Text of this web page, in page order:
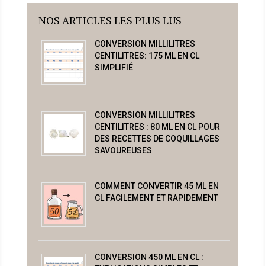
NOS ARTICLES LES PLUS LUS
CONVERSION MILLILITRES
CENTILITRES: 175 ML EN CL
SIMPLIFIÉ
CONVERSION MILLILITRES
CENTILITRES : 80 ML EN CL POUR
DES RECETTES DE COQUILLAGES
SAVOUREUSES
COMMENT CONVERTIR 45 ML EN
CL FACILEMENT ET RAPIDEMENT
CONVERSION 450 ML EN CL :